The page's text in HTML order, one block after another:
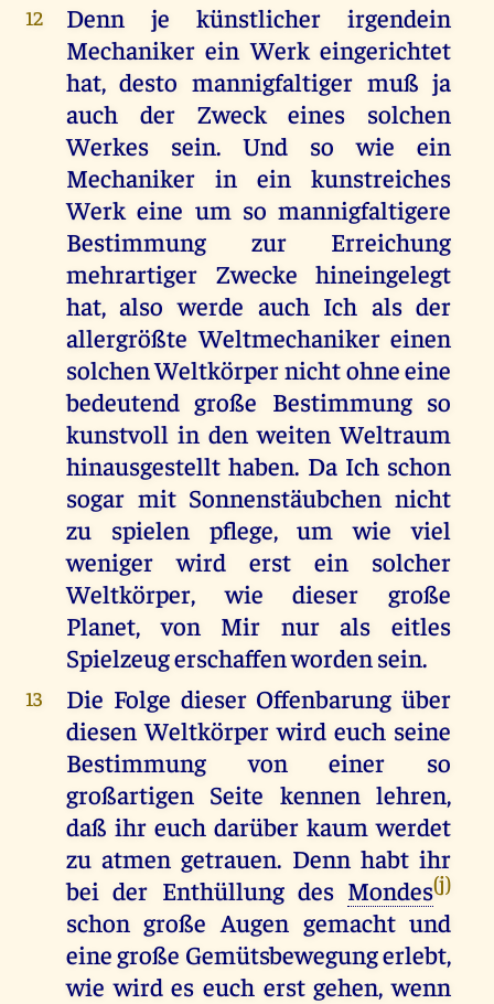
12
Denn je künstlicher irgendein
Mechaniker ein Werk eingerichtet
hat, desto mannigfaltiger muß ja
auch der Zweck eines solchen
Werkes sein. Und so wie ein
Mechaniker in ein kunstreiches
Werk eine um so mannigfaltigere
Bestimmung zur Erreichung
mehrartiger Zwecke hineingelegt
hat, also werde auch Ich als der
allergrößte Weltmechaniker einen
solchen Weltkörper nicht ohne eine
bedeutend große Bestimmung so
kunstvoll in den weiten Weltraum
hinausgestellt haben. Da Ich schon
sogar mit Sonnenstäubchen nicht
zu spielen pflege, um wie viel
weniger wird erst ein solcher
Weltkörper, wie dieser große
Planet, von Mir nur als eitles
Spielzeug erschaffen worden sein.
13
Die Folge dieser Offenbarung über
diesen Weltkörper wird euch seine
Bestimmung von einer so
großartigen Seite kennen lehren,
daß ihr euch darüber kaum werdet
zu atmen getrauen. Denn habt ihr
bei der Enthüllung des Mondes(j)
schon große Augen gemacht und
eine große Gemütsbewegung erlebt,
wie wird es euch erst gehen, wenn